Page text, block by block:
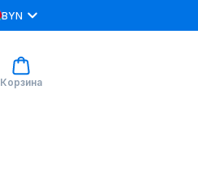
BYN
Корзина